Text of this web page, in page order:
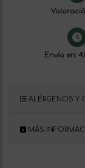
Envío en:
ALÉRGENOS Y
MÁS